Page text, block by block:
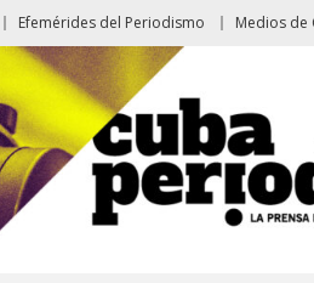
Efemérides del Periodismo Medios de